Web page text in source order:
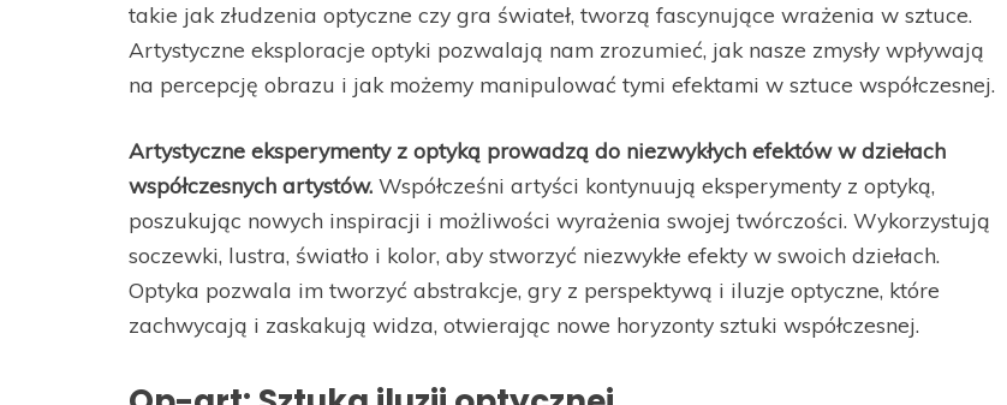
takie jak złudzenia optyczne czy gra świateł, tworzą fascynujące wrażenia w sztuce.
Artystyczne eksploracje optyki pozwalają nam zrozumieć, jak nasze zmysły wpływają
na percepcję obrazu i jak możemy manipulować tymi efektami w sztuce współczesnej.
Artystyczne eksperymenty z optyką prowadzą do niezwykłych efektów w dziełach
współczesnych artystów. Współcześni artyści kontynuują eksperymenty z optyką,
poszukując nowych inspiracji i możliwości wyrażenia swojej twórczości. Wykorzystują
soczewki, lustra, światło i kolor, aby stworzyć niezwykłe efekty w swoich dziełach.
Optyka pozwala im tworzyć abstrakcje, gry z perspektywą i iluzje optyczne, które
zachwycają i zaskakują widza, otwierając nowe horyzonty sztuki współczesnej.